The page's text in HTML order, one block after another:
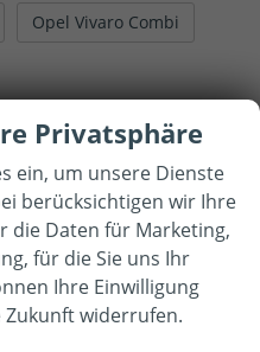
Opel Vivaro Combi
Mittermüller.
behilflich
Privatsphäre
ein, um unsere Dienste
berücksichtigen wir Ihre
die Daten für Marketing,
für die Sie uns Ihr
Ihre Einwilligung
widerrufen.